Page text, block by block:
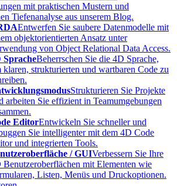
mit praktischen Mustern und
Tiefenanalyse aus unserem Blog.
Entwerfen Sie saubere Datenmodelle mit
objektorientierten Ansatz unter
von Object Relational Data Access.
SpracheBeherrschen Sie die 4D Sprache,
klaren, strukturierten und wartbaren Code zu
Strukturieren Sie Projekte
arbeiten Sie effizient in Teamumgebungen
EditorEntwickeln Sie schneller und
Sie intelligenter mit dem 4D Code
und integrierten Tools.
/ GUIVerbessern Sie Ihre
Benutzeroberflächen mit Elementen wie
Listen, Menüs und Druckoptionen.